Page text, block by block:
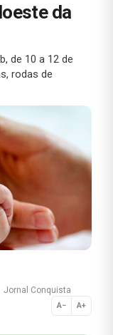
da
de 10 a 12 de
rodas de
Jornal Conquista
A− A+
Normal